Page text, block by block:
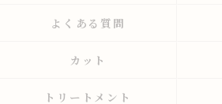
よくある質問
カット
トリートメント